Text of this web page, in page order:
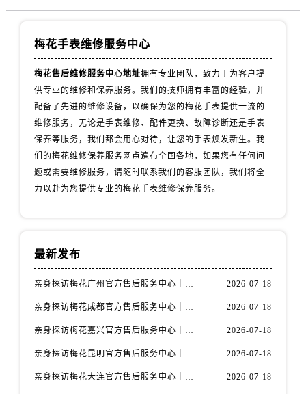
内蒙古自治区包头市青山区幸福路甲3号王府井百货名表维修售后服务中心（需提前预约）
山西省晋城市城区黄华街售后服务中心（需提前预约）
梅花手表维修服务中心
梅花售后维修服务中心地址拥有专业团队，致力于为客户提
供专业的维修和保养服务。我们的技师拥有丰富的经验，并
配备了先进的维修设备，以确保为您的梅花手表提供一流的
维修服务，无论是手表维修、配件更换、故障诊断还是手表
保养等服务，我们都会用心对待，让您的手表焕发新生。我
们的梅花维修保养服务网点遍布全国各地，如果您有任何问
题或需要维修服务，请随时联系我们的客服团队，我们将全
力以赴为您提供专业的梅花手表维修保养服务。
最新发布
亲身探访梅花广州官方售后服务中心｜全部地址与售后电话（2026年7月最新） 2026-07-18
亲身探访梅花成都官方售后服务中心｜网点地址与电话（2026年7月最新） 2026-07-18
亲身探访梅花嘉兴官方售后服务中心｜网点地址与电话（2026年7月最新） 2026-07-18
亲身探访梅花昆明官方售后服务中心｜地址与官方电话（2026年7月最新） 2026-07-18
亲身探访梅花大连官方售后服务中心｜网点地址与电话（2026年7月最新） 2026-07-18